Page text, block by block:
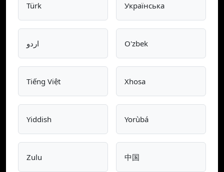
Türk Українська
اردو O'zbek
Tiếng Việt Xhosa
Yiddish Yorùbá
Zulu 中国